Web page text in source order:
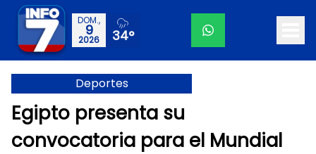
DOM.,
9
2026 34°
Deportes
Egipto presenta su
convocatoria para el Mundial